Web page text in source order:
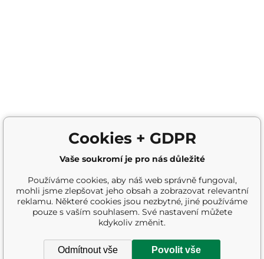
Cookies + GDPR
Vaše soukromí je pro nás důležité
Používáme cookies, aby náš web správně fungoval,
mohli jsme zlepšovat jeho obsah a zobrazovat relevantní
reklamu. Některé cookies jsou nezbytné, jiné používáme
pouze s vaším souhlasem. Své nastavení můžete
kdykoliv změnit.
Odmítnout vše Povolit vše